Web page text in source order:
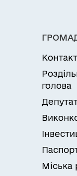
голова
Міська